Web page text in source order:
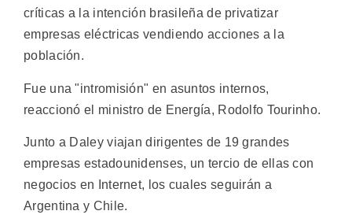
críticas a la intención brasileña de privatizar
empresas eléctricas vendiendo acciones a la
población.
Fue una "intromisión" en asuntos internos,
reaccionó el ministro de Energía, Rodolfo Tourinho.
Junto a Daley viajan dirigentes de 19 grandes
empresas estadounidenses, un tercio de ellas con
negocios en Internet, los cuales seguirán a
Argentina y Chile.